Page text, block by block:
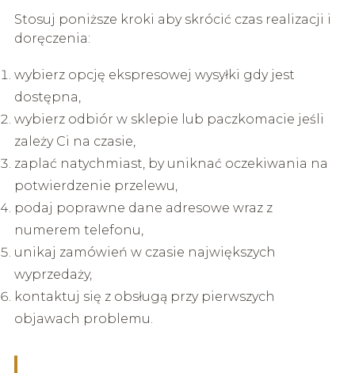
Stosuj poniższe kroki aby skrócić czas realizacji i
doręczenia:
wybierz opcję ekspresowej wysyłki gdy jest
dostępna,
wybierz odbiór w sklepie lub paczkomacie jeśli
zależy Ci na czasie,
zaplać natychmiast, by uniknać oczekiwania na
potwierdzenie przelewu,
podaj poprawne dane adresowe wraz z
numerem telefonu,
unikaj zamówień w czasie największych
wyprzedaży,
kontaktuj się z obsługą przy pierwszych
objawach problemu.